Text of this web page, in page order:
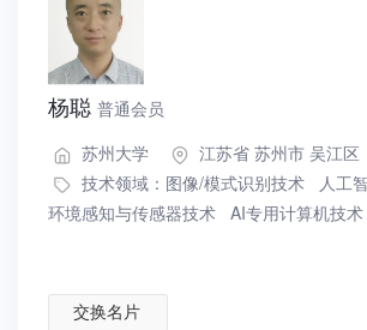
杨聪 普通会员
苏州大学
江苏省 苏州市 吴江区
技术领域： 图像/模式识别技术
人工
环境感知与传感器技术 AI专用计算机技术
交换名片